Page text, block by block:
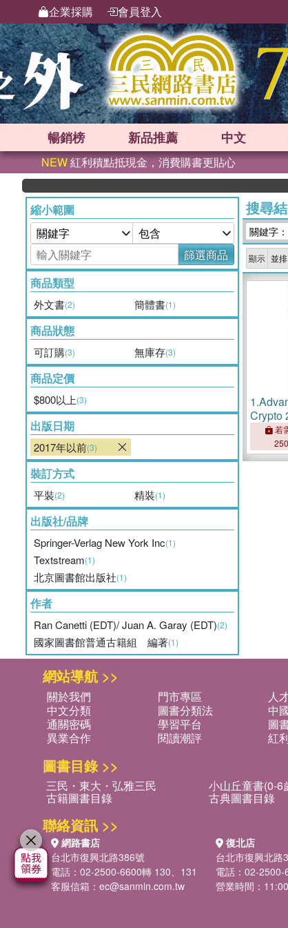
企業採購 會員登入
暢銷榜 新品推薦 中文
NEW紅利積點抵現金，消費購書更貼心
縮小範圍
篩選商品
商品類型
外文書(2) 簡體書(1)
商品狀態
可訂購(3) 無庫存(3)
商品定價
$800以上(3)
出版日期
2017年以前(3)
裝訂方式
平裝(2) 精裝(1)
出版社/品牌
Springer-Verlag New York Inc(1)
Textstream(1)
北京圖書館出版社(1)
作者
Ran Canetti (EDT)/ Juan A. Garay (EDT)(2)
國家圖書館普通古籍組 編著(1)
搜尋
關鍵字
顯示
1.
Crypto
若
網站導航 >>
關於我們 門市專區 人
中文分類
圖書分類法 中
通關密碼
學習平台 圖
異業合作
閱讀潮評 紅
圖書目錄 >>
三民・東大・弘雅三民 小山丘童書(0-6
古籍圖書目錄 古典圖書目錄
聯絡資訊 >>
網路書店
台北市復興北路386號
電話：02-2500-6600轉 130、131
客服信箱： ec@sanmin.com.tw
復北店
台北市復興北路
電話：02-2500-
營業時間：